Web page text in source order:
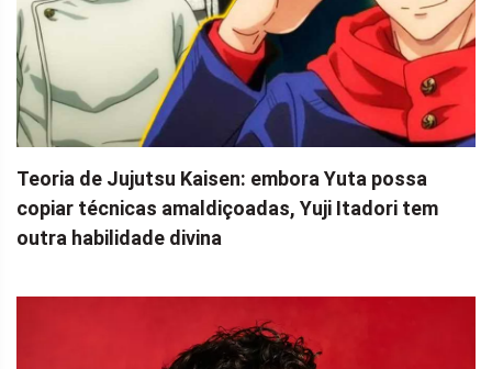
Teoria de Jujutsu Kaisen: embora Yuta possa
copiar técnicas amaldiçoadas, Yuji Itadori tem
outra habilidade divina